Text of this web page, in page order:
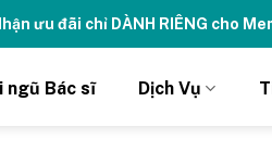
cao với thẻ Vitamin Drip
ngũ Bác sĩ Dịch Vụ